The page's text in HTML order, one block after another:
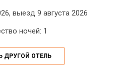
выезд 9 августа 2026
ночей: 1
ДРУГОЙ ОТЕЛЬ